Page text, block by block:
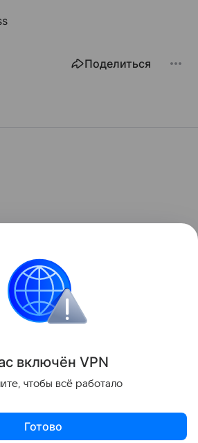
Поделиться
включён VPN
чтобы всё работало
Готово